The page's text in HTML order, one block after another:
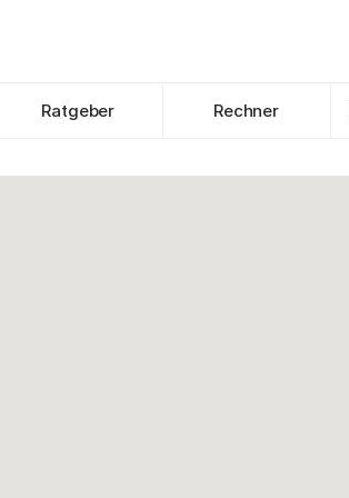
Ratgeber Rechner